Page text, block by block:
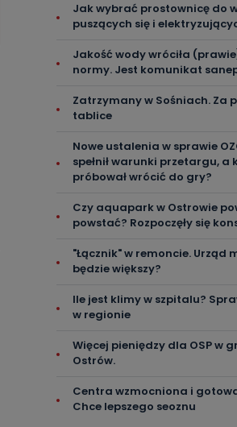
Jak wybrać prostownicę do
puszących się i
Jakość wody wróciła
normy. Jest komunikat
Zatrzymany w Sośniach. Za
tablice
Nowe ustalenia w sprawie
spełnił warunki przetargu, a
próbował wrócić do gry?
Czy aquapark w Ostrowie
powstać? Rozpoczęły się
"Łącznik" w remoncie. Urząd
będzie większy?
Ile jest klimy w szpitalu?
w regionie
Więcej pieniędzy dla OSP w
Ostrów.
Centra wzmocniona i
Chce lepszego seoznu